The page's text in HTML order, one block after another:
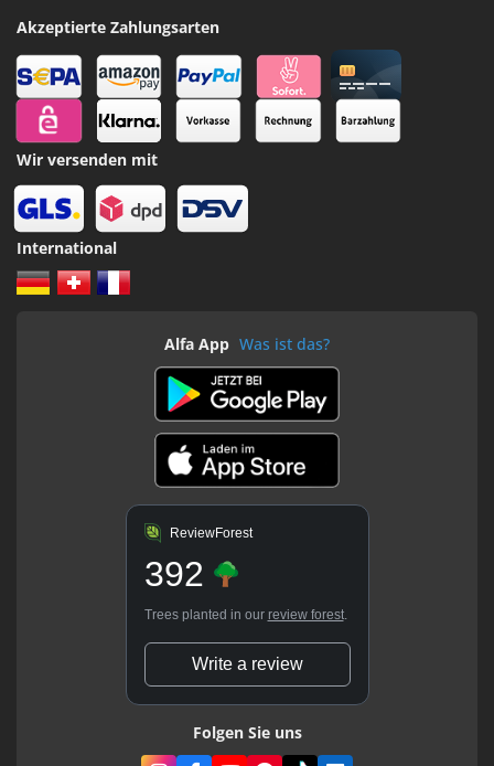
Akzeptierte Zahlungsarten
Wir versenden mit
International
Alfa App Was ist das?
ReviewForest
392
Trees planted in our review forest.
Write a review
Folgen Sie uns